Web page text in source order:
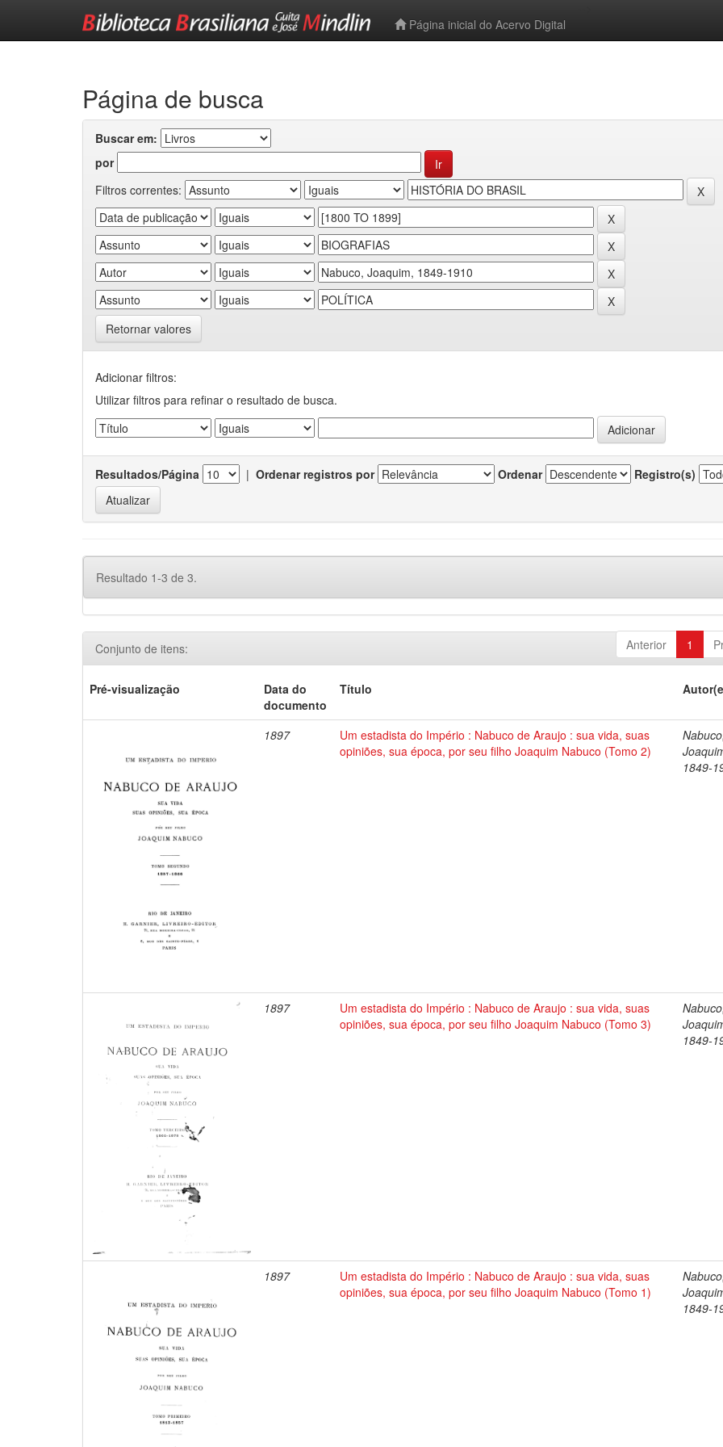
Página inicial do Acervo Digital
Página de busca
Buscar em:
por
Filtros correntes:
Retornar valores
Adicionar filtros:
Utilizar filtros para refinar o resultado de busca.
Resultados/Página | Ordenar registros por Ordenar Registro(s)
Resultado 1-3 de 3.
Anterior 1
Conjunto de itens:
Pré-visualização
Data do
documento
Título
1897
Um estadista do Império : Nabuco de Araujo : sua vida, suas
opiniões, sua época, por seu filho Joaquim Nabuco (Tomo 2)
Nabuco,
1849-
1897
Um estadista do Império : Nabuco de Araujo : sua vida, suas
opiniões, sua época, por seu filho Joaquim Nabuco (Tomo 3)
Nabuco,
1849-
1897
Um estadista do Império : Nabuco de Araujo : sua vida, suas
opiniões, sua época, por seu filho Joaquim Nabuco (Tomo 1)
Nabuco,
1849-